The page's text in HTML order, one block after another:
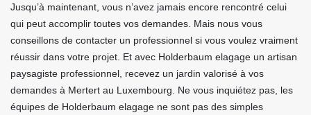
Jusqu’à maintenant, vous n’avez jamais encore rencontré celui
qui peut accomplir toutes vos demandes. Mais nous vous
conseillons de contacter un professionnel si vous voulez vraiment
réussir dans votre projet. Et avec Holderbaum elagage un artisan
paysagiste professionnel, recevez un jardin valorisé à vos
demandes à Mertert au Luxembourg. Ne vous inquiétez pas, les
équipes de Holderbaum elagage ne sont pas des simples